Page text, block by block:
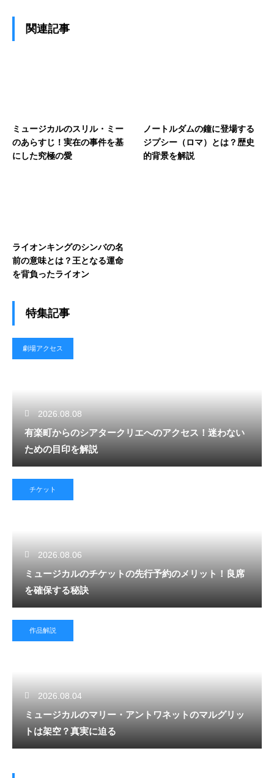
関連記事
ミュージカルのスリル・ミー
のあらすじ！実在の事件を基
にした究極の愛
ノートルダムの鐘に登場する
ジプシー（ロマ）とは？歴史
的背景を解説
ライオンキングのシンバの名
前の意味とは？王となる運命
を背負ったライオン
特集記事
劇場アクセス
2026.08.08
有楽町からのシアタークリエへのアクセス！迷わない
ための目印を解説
チケット
2026.08.06
ミュージカルのチケットの先行予約のメリット！良席
を確保する秘訣
作品解説
2026.08.04
ミュージカルのマリー・アントワネットのマルグリッ
トは架空？真実に迫る